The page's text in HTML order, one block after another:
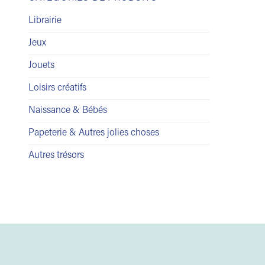
Librairie
Jeux
Jouets
Loisirs créatifs
Naissance & Bébés
Papeterie & Autres jolies choses
Autres trésors